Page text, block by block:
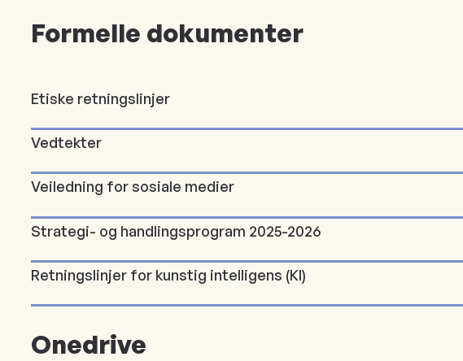
Formelle dokumenter
Etiske retningslinjer
Vedtekter
Veiledning for sosiale medier
Strategi- og handlingsprogram 2025-2026
Retningslinjer for kunstig intelligens (KI)
Onedrive